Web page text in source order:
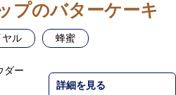
プのバターケーキ
ヤル 蜂蜜
ダー
詳細を見る